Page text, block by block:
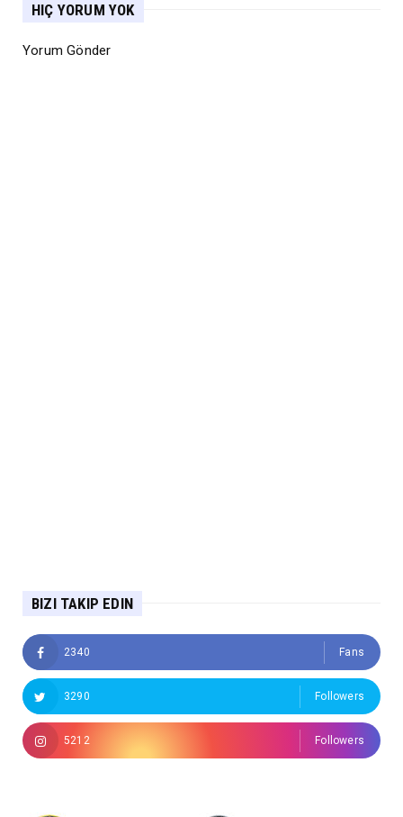
HIÇ YORUM YOK
Yorum Gönder
BIZI TAKIP EDIN
2340 Fans
3290 Followers
5212 Followers